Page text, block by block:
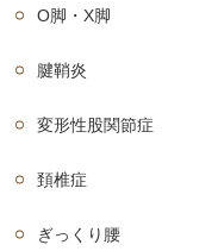
O脚・X脚
腱鞘炎
変形性股関節症
頚椎症
ぎっくり腰